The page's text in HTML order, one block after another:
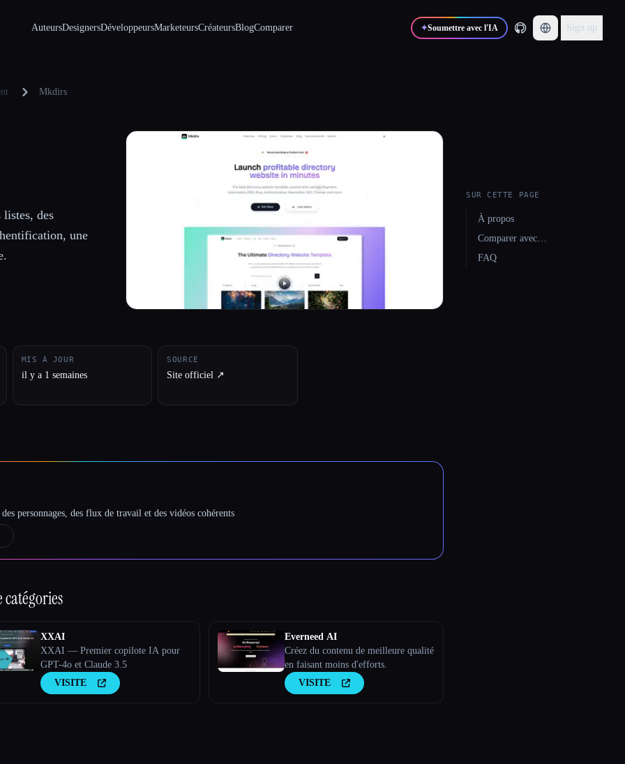
AuteursDesignersDéveloppeursMarketeursCréateursBlogComparer ✦Soumettre avec l'IA Sign up
Mkdirs
listes, des
une
MIS À JOUR
il y a 1 semaines
SOURCE
Site officiel ↗︎
personnages, des flux de travail et des vidéos cohérents
catégories
XXAI
XXAI — Premier copilote IA pour
GPT-4o et Claude 3.5
VISITE
Everneed AI
Créez du contenu de meilleure qualité
en faisant moins d'efforts.
VISITE
SUR CETTE PAGE
À propos
Comparer avec…
FAQ